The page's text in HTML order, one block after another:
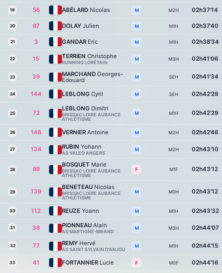
19 56 ABÉLARD Nicolas M M2H 02h37'14
20 87 DOLAY Julien M M1H 02h37'40
21 3 GANDAR Eric M M1H 02h38'34
22 15 TERRIEN Christophe
RUNNING LORÉTAIN
M M3H 02h41'06
23 39 MARCHAND Georges-
Edouard
M SEH 02h41'34
24 144 LEBLONG Cyril M SEH 02h42'29
25 72
LEBLONG Dimitri
BRISSAC LOIRE AUBANCE
ATHLÉTISME
M M1H 02h42'29
26 148 VERNIER Antoine M M2H 02h42'46
27 134 RUBIN Yohann
AS VALEO ANGERS
M M2H 02h43'10
28 89
BOSQUET Marie
BRISSAC LOIRE AUBANCE
ATHLÉTISME
F M1F 02h43'12
29 139
BENETEAU Nicolas
BRISSAC LOIRE AUBANCE
ATHLÉTISME
M M0H 02h43'12
30 112 REUZE Yoann M M1H 02h43'32
31 38 PIONNEAU Alain
AS MARTIGNÉ-BRIAND
M M3H 02h44'07
32 77 REMY Hervé
AS SAINT SYLVAIN D'ANJOU
M M1H 02h44'15
33 41 FORTANNIER Lucie F M0F 02h44'16